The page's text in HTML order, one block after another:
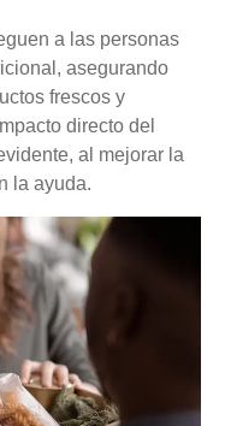
a las personas
asegurando
frescos y
directo del
al mejorar la
la ayuda.